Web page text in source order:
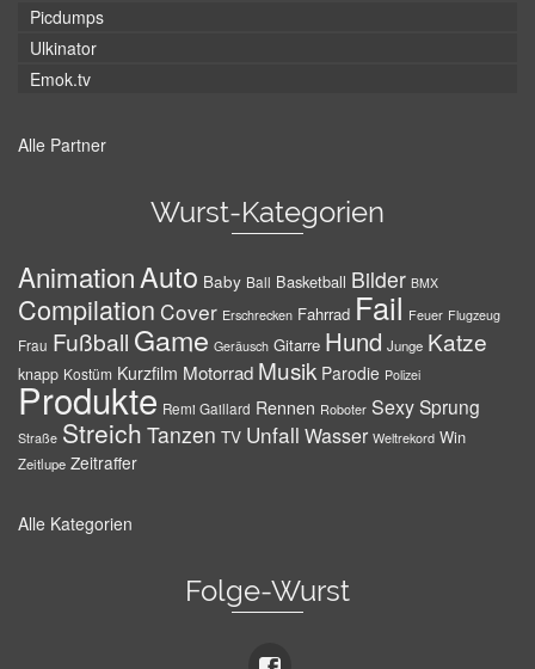
Picdumps
Ulkinator
Emok.tv
Alle Partner
Wurst-Kategorien
AnimationAuto Baby Ball Basketball Bilder BMX
Compilation Cover Erschrecken Fahrrad Fail Feuer Flugzeug
Frau Fußball Game Geräusch Gitarre Hund Junge Katze
knapp Kostüm Kurzfilm Motorrad Musik Parodie Polizei
Produkte Remi Gaillard Rennen Roboter SexySprung
Straße Streich Tanzen TV Unfall Wasser Weltrekord Win
Zeitlupe Zeitraffer
Alle Kategorien
Folge-Wurst